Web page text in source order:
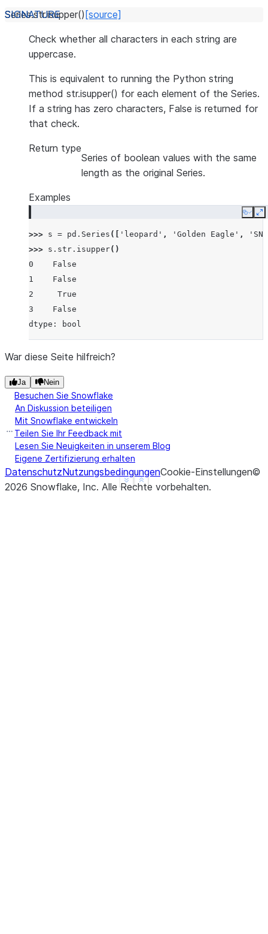
Series.str.isupper() [source]
Check whether all characters in each string are
uppercase.
This is equivalent to running the Python string
method str.isupper() for each element of the Series.
If a string has zero characters, False is returned for
that check.
Return type
Series of boolean values with the same
length as the original Series.
Examples
Copy
>>> s = pd . Series ([ 'leopard' , 'Golden Eagle' ,
>>> s . str . isupper()
0    False
1    False
2     True
3    False
dtype: bool
Show less
See more
War diese Seite hilfreich?
Ja Nein
Besuchen Sie Snowflake
An Diskussion beteiligen
Mit Snowflake entwickeln
Teilen Sie Ihr Feedback mit
Lesen Sie Neuigkeiten in unserem Blog
Eigene Zertifizierung erhalten
DatenschutzNutzungsbedingungenCookie-Einstellungen©
2026 Snowflake, Inc. Alle Rechte vorbehalten.